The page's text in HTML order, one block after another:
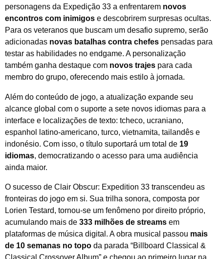
personagens da Expedição 33 a enfrentarem novos
encontros com inimigos e descobrirem surpresas ocultas.
Para os veteranos que buscam um desafio supremo, serão
adicionadas novas batalhas contra chefes pensadas para
testar as habilidades no endgame. A personalização
também ganha destaque com novos trajes para cada
membro do grupo, oferecendo mais estilo à jornada.
Além do conteúdo de jogo, a atualização expande seu
alcance global com o suporte a sete novos idiomas para a
interface e localizações de texto: tcheco, ucraniano,
espanhol latino-americano, turco, vietnamita, tailandês e
indonésio. Com isso, o título suportará um total de 19
idiomas, democratizando o acesso para uma audiência
ainda maior.
O sucesso de Clair Obscur: Expedition 33 transcendeu as
fronteiras do jogo em si. Sua trilha sonora, composta por
Lorien Testard, tornou-se um fenômeno por direito próprio,
acumulando mais de 333 milhões de streams em
plataformas de música digital. A obra musical passou mais
de 10 semanas no topo da parada “Billboard Classical &
Classical Crossover Album” e chegou ao primeiro lugar na